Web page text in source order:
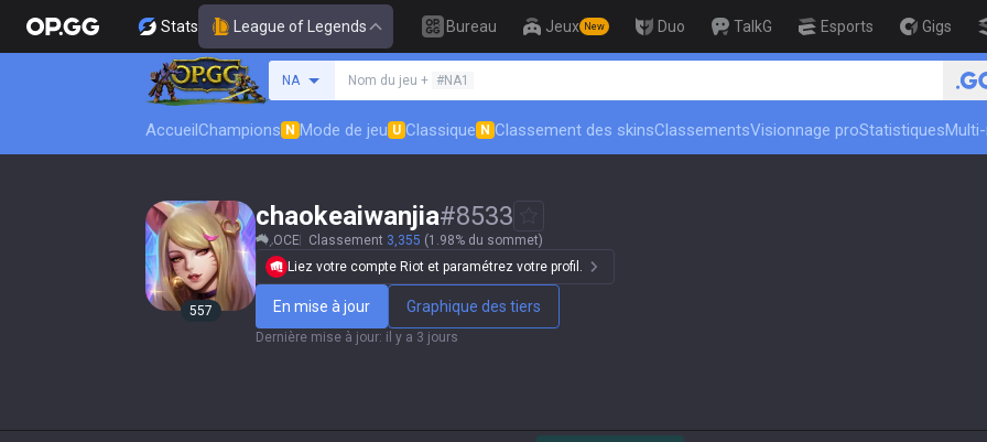
Stats League of Legends Bureau Jeux New Duo TalkG Esports Gigs
NA
Rechercher un invocateur
Nom du jeu + #NA1 🏆 Rank Up in 3
AccueilChampions N Mode de jeu U Classique N Classement des skinsClassementsVisionnage proStatistiques
557
chaokeaiwanjia#8533
OCE Classement 3,355 (1.98% du sommet)
Liez votre compte Riot et paramétrez votre profil.
En mise à jour Graphique des tiers
Dernière mise à jour: il y a 3 jours